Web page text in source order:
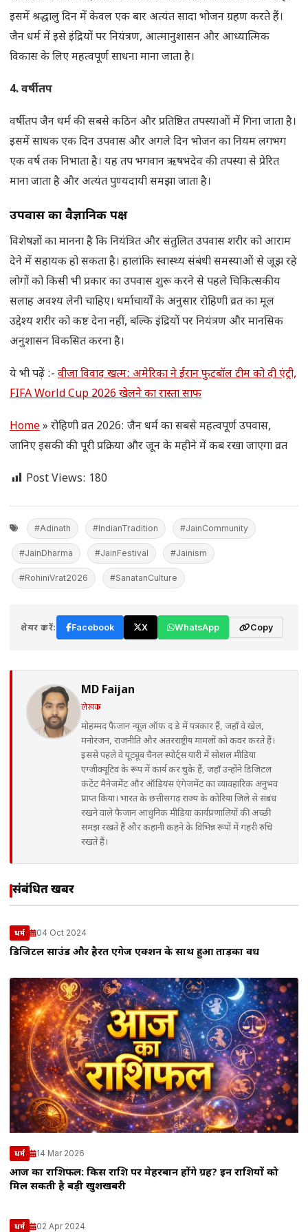
इसमें श्रद्धालु दिन में केवल एक बार अत्यंत सादा भोजन ग्रहण करते हैं।
जैन धर्म में इसे इंद्रियों पर नियंत्रण, आत्मानुशासन और आध्यात्मिक
विकास के लिए महत्वपूर्ण साधना माना जाता है।
4.वर्षीतप
वर्षीतप जैन धर्म की सबसे कठिन और प्रतिष्ठित तपस्याओं में गिना जाता है।
इसमें साधक एक दिन उपवास और अगले दिन भोजन का नियम लगभग
एक वर्ष तक निभाता है। यह तप भगवान ऋषभदेव की तपस्या से प्रेरित
माना जाता है और अत्यंत पुण्यदायी समझा जाता है।
उपवास का वैज्ञानिक पक्ष
विशेषज्ञों का मानना है कि नियंत्रित और संतुलित उपवास शरीर को आराम
देने में सहायक हो सकता है। हालांकि स्वास्थ्य संबंधी समस्याओं से जूझ रहे
लोगों को किसी भी प्रकार का उपवास शुरू करने से पहले चिकित्सकीय
सलाह अवश्य लेनी चाहिए। धर्माचार्यों के अनुसार रोहिणी व्रत का मूल
उद्देश्य शरीर को कष्ट देना नहीं, बल्कि इंद्रियों पर नियंत्रण और मानसिक
अनुशासन विकसित करना है।
ये भी पढ़ें :- वीजा विवाद खत्म: अमेरिका ने ईरान फुटबॉल टीम को दी एंट्री,
FIFA World Cup 2026 खेलने का रास्ता साफ
Home» रोहिणी व्रत 2026: जैन धर्म का सबसे महत्वपूर्ण उपवास,
जानिए इसकी की पूरी प्रक्रिया और जून के महीने में कब रखा जाएगा व्रत
Post Views: 180
#Adinath #IndianTradition #JainCommunity
#JainDharma #JainFestival #Jainism
#RohiniVrat2026 #SanatanCulture
शेयर करें: Facebook X WhatsApp Copy
MD Faijan
लेखक
मोहम्मद फैजान न्यूज़ ऑफ द डे में पत्रकार हैं, जहाँ वे खेल,
मनोरंजन, राजनीति और अंतरराष्ट्रीय मामलों को कवर करते हैं।
इससे पहले वे यूट्यूब चैनल स्पोर्ट्स यारी में सोशल मीडिया
एग्जीक्यूटिव के रूप में कार्य कर चुके हैं, जहाँ उन्होंने डिजिटल
कंटेंट मैनेजमेंट और ऑडियंस एंगेजमेंट का व्यावहारिक अनुभव
प्राप्त किया। भारत के छत्तीसगढ़ राज्य के कोरिया जिले से संबंध
रखने वाले फैजान आधुनिक मीडिया कार्यप्रणालियों की अच्छी
समझ रखते हैं और कहानी कहने के विभिन्न रूपों में गहरी रुचि
रखते हैं।
संबंधित खबरें
धर्म 04 Oct 2024
डिजिटल साउंड और हैरत एंगेज एक्शन के साथ हुआ ताड़का वध
धर्म 14 Mar 2026
आज का राशिफल: किस राशि पर मेहरबान होंगे ग्रह? इन राशियों को
मिल सकती है बड़ी खुशखबरी
धर्म 02 Apr 2024